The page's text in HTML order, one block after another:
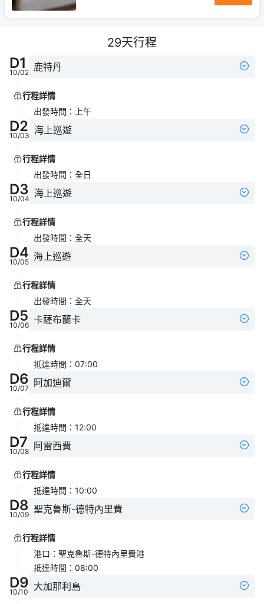
29天行程
D1
10/02 鹿特丹
行程詳情
出發時間 ： 上午
D2
10/03 海上巡遊
行程詳情
出發時間 ： 全日
D3
10/04 海上巡遊
行程詳情
出發時間 ： 全天
D4
10/05 海上巡遊
行程詳情
出發時間 ： 全天
D5
10/06 卡薩布蘭卡
行程詳情
抵達時間 ： 07:00
D6
10/07 阿加迪爾
行程詳情
抵達時間 ： 12:00
D7
10/08 阿雷西費
行程詳情
抵達時間 ： 10:00
D8
10/09 聖克魯斯-德特內里費
行程詳情
港口 ： 聖克魯斯-德特內里費港
抵達時間 ： 08:00
D9
10/10 大加那利島